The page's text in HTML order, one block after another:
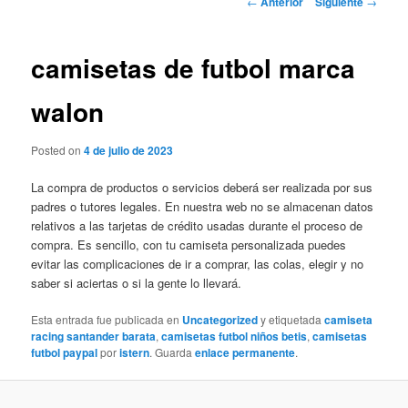
camisetas de futbol marca
walon
Posted on4 de julio de 2023
La compra de productos o servicios deberá ser realizada por sus
padres o tutores legales. En nuestra web no se almacenan datos
relativos a las tarjetas de crédito usadas durante el proceso de
compra. Es sencillo, con tu camiseta personalizada puedes
evitar las complicaciones de ir a comprar, las colas, elegir y no
saber si aciertas o si la gente lo llevará.
Esta entrada fue publicada en Uncategorizedy etiquetadacamiseta
racing santander barata,camisetas futbol niños betis,camisetas
futbol paypalporistern. Guardaenlace permanente.